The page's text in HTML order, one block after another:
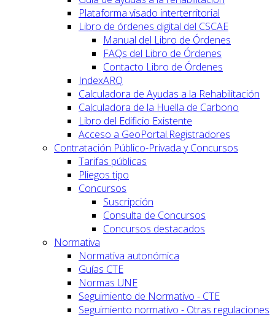
Plataforma visado interterritorial
Libro de órdenes digital del CSCAE
Manual del Libro de Órdenes
FAQs del Libro de Órdenes
Contacto Libro de Órdenes
IndexARQ
Calculadora de Ayudas a la Rehabilitación
Calculadora de la Huella de Carbono
Libro del Edificio Existente
Acceso a GeoPortal.Registradores
Contratación Público-Privada y Concursos
Tarifas públicas
Pliegos tipo
Concursos
Suscripción
Consulta de Concursos
Concursos destacados
Normativa
Normativa autonómica
Guías CTE
Normas UNE
Seguimiento de Normativo - CTE
Seguimiento normativo - Otras regulaciones